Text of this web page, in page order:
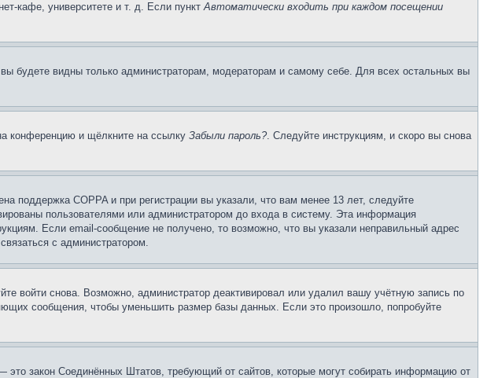
кафе, университете и т. д. Если пунктАвтоматически входить при каждом посещении
будете видны только администраторам, модераторам и самому себе. Для всех остальных вы
конференцию и щёлкните на ссылку Забыли пароль?. Следуйте инструкциям, и скоро вы снова
поддержка COPPA и при регистрации вы указали, что вам менее 13 лет, следуйте
пользователями или администратором до входа в систему. Эта информация
Если email-сообщение не получено, то возможно, что вы указали неправильный адрес
с администратором.
войти снова. Возможно, администратор деактивировал или удалил вашу учётную запись по
сообщения, чтобы уменьшить размер базы данных. Если это произошло, попробуйте
закон Соединённых Штатов, требующий от сайтов, которые могут собирать информацию от